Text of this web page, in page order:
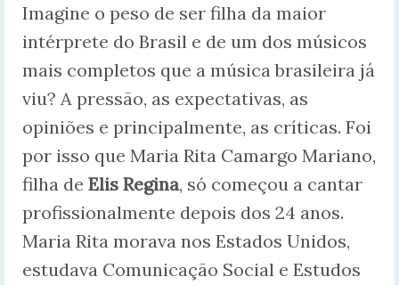
Imagine o peso de ser filha da maior
intérprete do Brasil e de um dos músicos
mais completos que a música brasileira já
viu? A pressão, as expectativas, as
opiniões e principalmente, as críticas. Foi
por isso que Maria Rita Camargo Mariano,
filha de Elis Regina, só começou a cantar
profissionalmente depois dos 24 anos.
Maria Rita morava nos Estados Unidos,
estudava Comunicação Social e Estudos